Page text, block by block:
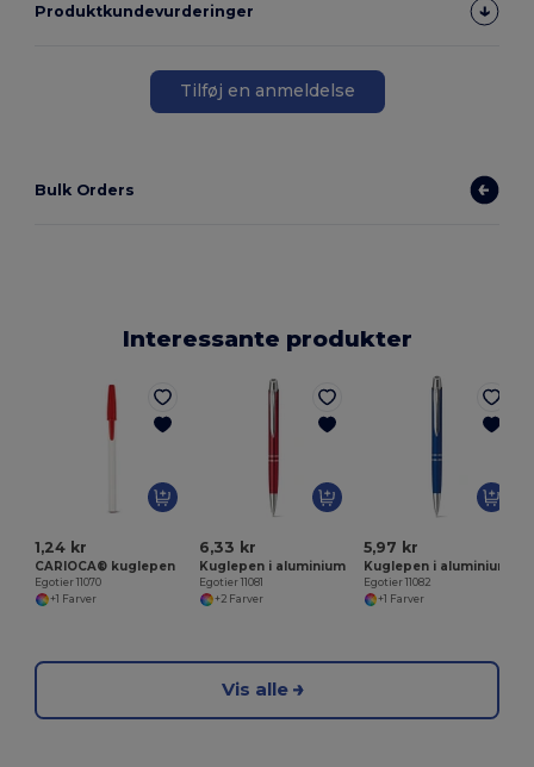
Produktkundevurderinger
Tilføj en anmeldelse
Bulk Orders
Interessante produkter
1,24 kr
CARIOCA® kuglepen
Egotier 11070
+1 Farver
6,33 kr
Kuglepen i aluminium
Egotier 11081
+2 Farver
5,97 kr
Kuglepen i aluminium
Egotier 11082
+1 Farver
Vis alle